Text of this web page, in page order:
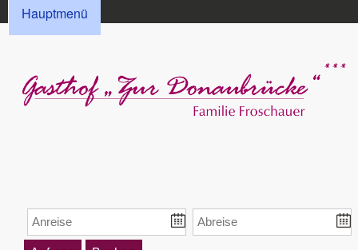
HAUPTMENÜ
Hauptmenü
Donaubrücke“
Froschauer